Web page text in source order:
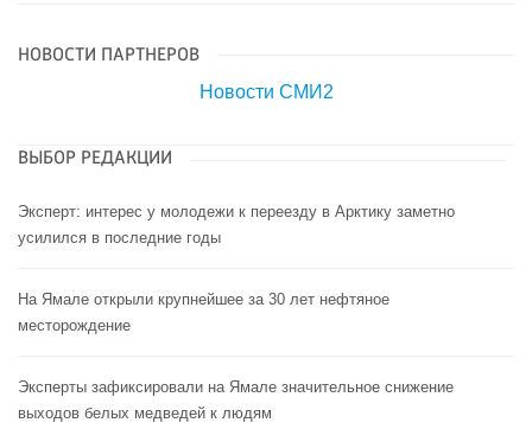
НОВОСТИ ПАРТНЕРОВ
Новости СМИ2
ВЫБОР РЕДАКЦИИ
Эксперт: интерес у молодежи к переезду в Арктику заметно
усилился в последние годы
На Ямале открыли крупнейшее за 30 лет нефтяное
месторождение
Эксперты зафиксировали на Ямале значительное снижение
выходов белых медведей к людям